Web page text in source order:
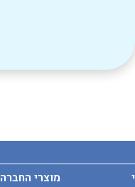
מוצרי החברה